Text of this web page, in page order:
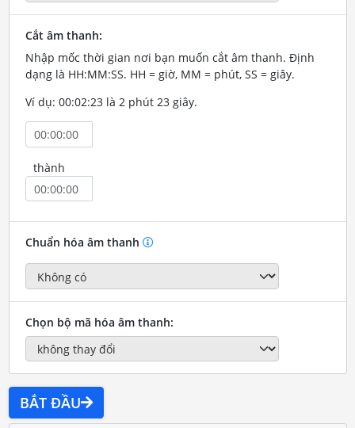
Cắt âm thanh:
Nhập mốc thời gian nơi bạn muốn cắt âm thanh. Định
dạng là HH:MM:SS. HH = giờ, MM = phút, SS = giây.
Ví dụ: 00:02:23 là 2 phút 23 giây.
thành
Chuẩn hóa âm thanh
Chọn bộ mã hóa âm thanh:
BẮT ĐẦU